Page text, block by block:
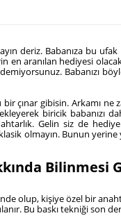
deriz. Babanıza bu
aranılan hediyesi
Babanızı
çınar gibisin. Arkamı
biricik babanızı
Gelin siz de
olmayın. Bunun yerine
Bilinmesi
olup, kişiye özel bir
Bu baskı tekniği son